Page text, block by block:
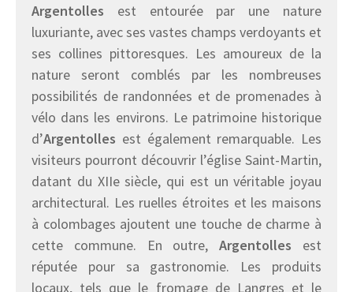
Argentolles est entourée par une nature
luxuriante, avec ses vastes champs verdoyants et
ses collines pittoresques. Les amoureux de la
nature seront comblés par les nombreuses
possibilités de randonnées et de promenades à
vélo dans les environs. Le patrimoine historique
d’Argentolles est également remarquable. Les
visiteurs pourront découvrir l’église Saint-Martin,
datant du XIIe siècle, qui est un véritable joyau
architectural. Les ruelles étroites et les maisons
à colombages ajoutent une touche de charme à
cette commune. En outre,Argentolles est
réputée pour sa gastronomie. Les produits
locaux, tels que le fromage de Langres et le